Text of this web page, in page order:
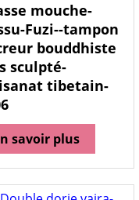
mouche-
Fuzi--tampon
bouddhiste
sculpté-
tibetain-
savoir plus